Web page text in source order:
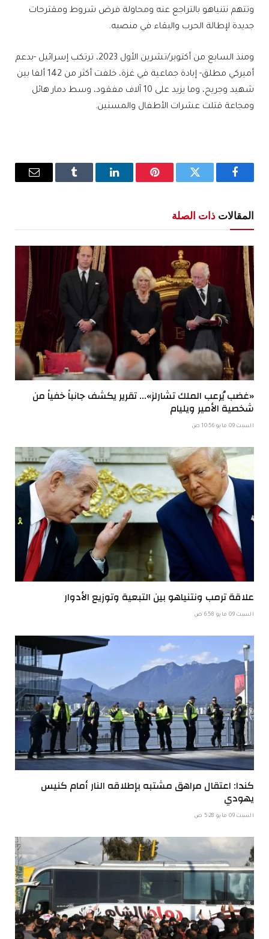
وتتهم نتنياهو بالتراجع عنه ومحاولة فرض شروط ومقترحات
جديدة لإطالة الحرب والبقاء في منصبه.
ومنذ السابع من أكتوبر/تشرين الأول 2023، ترتكب إسرائيل -بدعم
أميركي مطلق- إبادة جماعية في غزة، خلفت أكثر من 142 ألفا بين
شهيد وجريح، وما يزيد على 10 آلاف مفقود، وسط دمار هائل
ومجاعة قتلت عشرات الأطفال والمسنين.
فيسبوك تويتر بينتيريستلينكدإن Tumblr
البريد
المقالات ذات الصلة
«غضب يُرعب الملك تشارلز»… تقرير يكشف جانباً خفياً من
شخصية الأمير ويليام
السبت 09 مايو 10:56 ص
علاقة ترمب ونتنياهو بين التبعية وتوزيع الأدوار
السبت 09 مايو 6:58 ص
كندا: اعتقال مراهق مشتبه بإطلاقه النار أمام كنيس
يهودي
السبت 09 مايو 5:28 ص